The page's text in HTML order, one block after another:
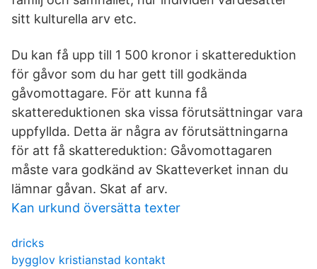
sitt kulturella arv etc.
Du kan få upp till 1 500 kronor i skattereduktion
för gåvor som du har gett till godkända
gåvomottagare. För att kunna få
skattereduktionen ska vissa förutsättningar vara
uppfyllda. Detta är några av förutsättningarna
för att få skattereduktion: Gåvomottagaren
måste vara godkänd av Skatteverket innan du
lämnar gåvan. Skat af arv.
Kan urkund översätta texter
dricks
bygglov kristianstad kontakt